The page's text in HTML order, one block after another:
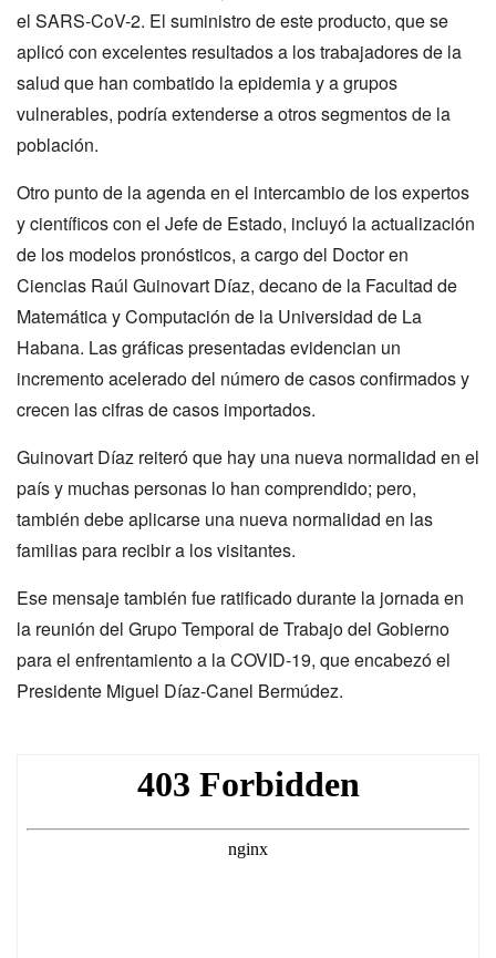
el SARS-CoV-2. El suministro de este producto, que se
aplicó con excelentes resultados a los trabajadores de la
salud que han combatido la epidemia y a grupos
vulnerables, podría extenderse a otros segmentos de la
población.
Otro punto de la agenda en el intercambio de los expertos
y científicos con el Jefe de Estado, incluyó la actualización
de los modelos pronósticos, a cargo del Doctor en
Ciencias Raúl Guinovart Díaz, decano de la Facultad de
Matemática y Computación de la Universidad de La
Habana. Las gráficas presentadas evidencian un
incremento acelerado del número de casos confirmados y
crecen las cifras de casos importados.
Guinovart Díaz reiteró que hay una nueva normalidad en el
país y muchas personas lo han comprendido; pero,
también debe aplicarse una nueva normalidad en las
familias para recibir a los visitantes.
Ese mensaje también fue ratificado durante la jornada en
la reunión del Grupo Temporal de Trabajo del Gobierno
para el enfrentamiento a la COVID-19, que encabezó el
Presidente Miguel Díaz-Canel Bermúdez.